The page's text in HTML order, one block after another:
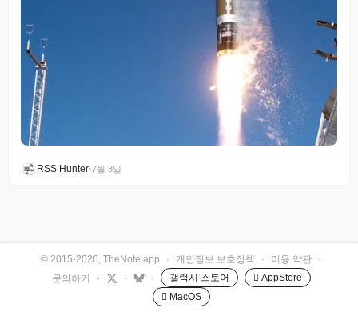
RSS Hunter•7월 8일
© 2015-2026, TheNote.app · 개인정보 보호정책 · 이용 약관
·
문의하기
· · · 갤럭시 스토어
 AppStore
 MacOS